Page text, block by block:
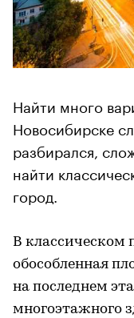
Найти много
Новосибирске
разбирался,
найти
город.
В классическом
обособленная
на последнем
многоэтажного